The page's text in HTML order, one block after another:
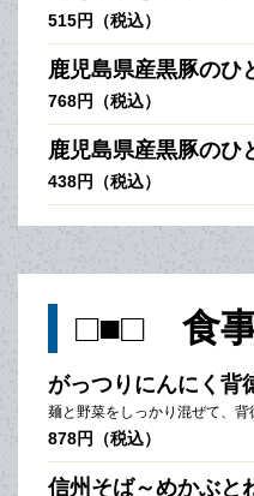
515円（税込）
鹿児島県産黒豚のひ
768円（税込）
鹿児島県産黒豚のひ
438円（税込）
□■□ 食
がっつりにんにく背
麺と野菜をしっかり混ぜて、背
878円（税込）
信州そば～めかぶと